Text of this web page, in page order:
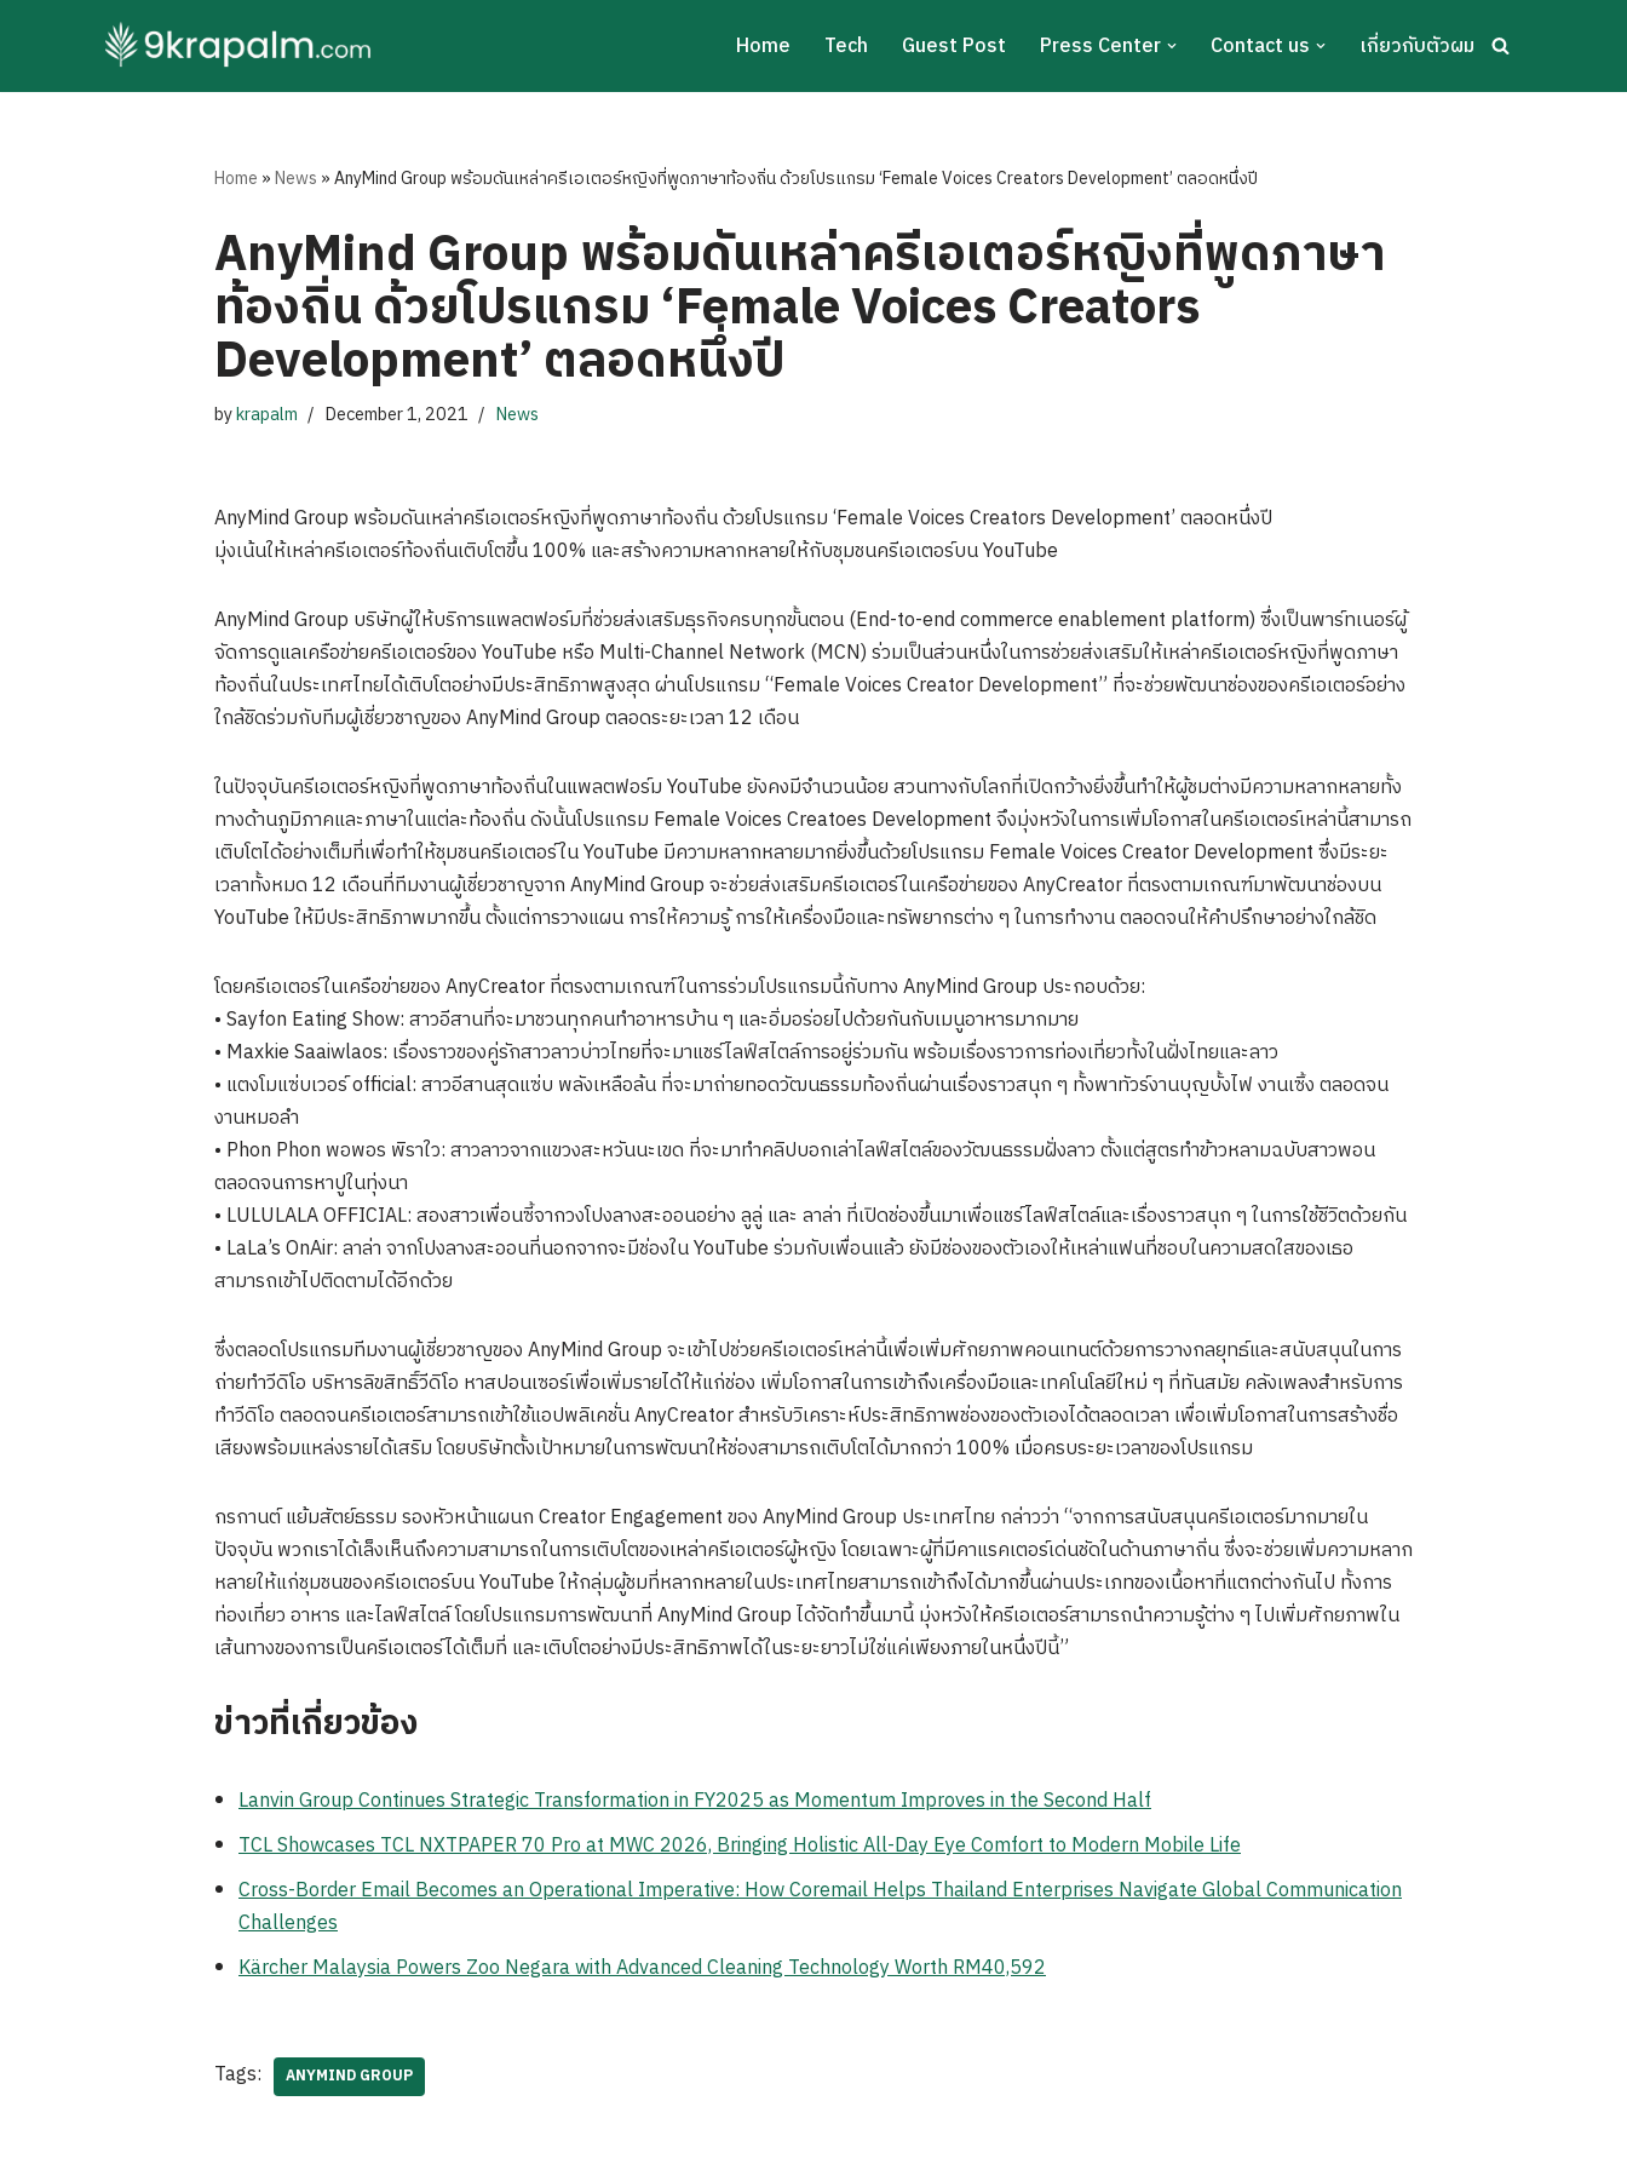
to
Home Tech Guest Post Press Center Contact us เกี่ยวกับตัวผม
Home »News »AnyMind Group พร้อมดันเหล่าครีเอเตอร์หญิงที่พูดภาษาท้องถิ่น ด้วยโปรแกรม ‘Female Voices Creators Development’ ตลอดหนึ่งปี
AnyMind Group พร้อมดันเหล่าครีเอเตอร์หญิงที่พูดภาษา
ท้องถิ่น ด้วยโปรแกรม ‘Female Voices Creators
Development’ ตลอดหนึ่งปี
bykrapalm December 1, 2021 News
AnyMind Group พร้อมดันเหล่าครีเอเตอร์หญิงที่พูดภาษาท้องถิ่น ด้วยโปรแกรม ‘Female Voices Creators Development’ ตลอดหนึ่งปี
มุ่งเน้นให้เหล่าครีเอเตอร์ท้องถิ่นเติบโตขึ้น 100% และสร้างความหลากหลายให้กับชุมชนครีเอเตอร์บน YouTube
AnyMind Group บริษัทผู้ให้บริการแพลตฟอร์มที่ช่วยส่งเสริมธุรกิจครบทุกขั้นตอน (End-to-end commerce enablement platform) ซึ่งเป็นพาร์ทเนอร์ผู้
จัดการดูแลเครือข่ายครีเอเตอร์ของ YouTube หรือ Multi-Channel Network (MCN) ร่วมเป็นส่วนหนึ่งในการช่วยส่งเสริมให้เหล่าครีเอเตอร์หญิงที่พูดภาษา
ท้องถิ่นในประเทศไทยได้เติบโตอย่างมีประสิทธิภาพสูงสุด ผ่านโปรแกรม “Female Voices Creator Development” ที่จะช่วยพัฒนาช่องของครีเอเตอร์อย่าง
ใกล้ชิดร่วมกับทีมผู้เชี่ยวชาญของ AnyMind Group ตลอดระยะเวลา 12 เดือน
ในปัจจุบันครีเอเตอร์หญิงที่พูดภาษาท้องถิ่นในแพลตฟอร์ม YouTube ยังคงมีจำนวนน้อย สวนทางกับโลกที่เปิดกว้างยิ่งขึ้นทำให้ผู้ชมต่างมีความหลากหลายทั้ง
ทางด้านภูมิภาคและภาษาในแต่ละท้องถิ่น ดังนั้นโปรแกรม Female Voices Creatoes Development จึงมุ่งหวังในการเพิ่มโอกาสในครีเอเตอร์เหล่านี้สามารถ
เติบโตได้อย่างเต็มที่เพื่อทำให้ชุมชนครีเอเตอร์ใน YouTube มีความหลากหลายมากยิ่งขึ้นด้วยโปรแกรม Female Voices Creator Development ซึ่งมีระยะ
เวลาทั้งหมด 12 เดือนที่ทีมงานผู้เชี่ยวชาญจาก AnyMind Group จะช่วยส่งเสริมครีเอเตอร์ในเครือข่ายของ AnyCreator ที่ตรงตามเกณฑ์มาพัฒนาช่องบน
YouTube ให้มีประสิทธิภาพมากขึ้น ตั้งแต่การวางแผน การให้ความรู้ การให้เครื่องมือและทรัพยากรต่าง ๆ ในการทำงาน ตลอดจนให้คำปรึกษาอย่างใกล้ชิด
โดยครีเอเตอร์ในเครือข่ายของ AnyCreator ที่ตรงตามเกณฑ์ในการร่วมโปรแกรมนี้กับทาง AnyMind Group ประกอบด้วย:
• Sayfon Eating Show: สาวอีสานที่จะมาชวนทุกคนทำอาหารบ้าน ๆ และอิ่มอร่อยไปด้วยกันกับเมนูอาหารมากมาย
• Maxkie Saaiwlaos: เรื่องราวของคู่รักสาวลาวบ่าวไทยที่จะมาแชร์ไลฟ์สไตล์การอยู่ร่วมกัน พร้อมเรื่องราวการท่องเที่ยวทั้งในฝั่งไทยและลาว
• แตงโมแซ่บเวอร์ official: สาวอีสานสุดแซ่บ พลังเหลือล้น ที่จะมาถ่ายทอดวัฒนธรรมท้องถิ่นผ่านเรื่องราวสนุก ๆ ทั้งพาทัวร์งานบุญบั้งไฟ งานเซิ้ง ตลอดจน
งานหมอลำ
• Phon Phon พอพอร พิราใว: สาวลาวจากแขวงสะหวันนะเขด ที่จะมาทำคลิปบอกเล่าไลฟ์สไตล์ของวัฒนธรรมฝั่งลาว ตั้งแต่สูตรทำข้าวหลามฉบับสาวพอน
ตลอดจนการหาปูในทุ่งนา
• LULULALA OFFICIAL: สองสาวเพื่อนซี้จากวงโปงลางสะออนอย่าง ลูลู่ และ ลาล่า ที่เปิดช่องขึ้นมาเพื่อแชร์ไลฟ์สไตล์และเรื่องราวสนุก ๆ ในการใช้ชีวิตด้วยกัน
• LaLa’s OnAir: ลาล่า จากโปงลางสะออนที่นอกจากจะมีช่องใน YouTube ร่วมกับเพื่อนแล้ว ยังมีช่องของตัวเองให้เหล่าแฟนที่ชอบในความสดใสของเธอ
สามารถเข้าไปติดตามได้อีกด้วย
ซึ่งตลอดโปรแกรมทีมงานผู้เชี่ยวชาญของ AnyMind Group จะเข้าไปช่วยครีเอเตอร์เหล่านี้เพื่อเพิ่มศักยภาพคอนเทนต์ด้วยการวางกลยุทธ์และสนับสนุนในการ
ถ่ายทำวีดิโอ บริหารลิขสิทธิ์วีดิโอ หาสปอนเซอร์เพื่อเพิ่มรายได้ให้แก่ช่อง เพิ่มโอกาสในการเข้าถึงเครื่องมือและเทคโนโลยีใหม่ ๆ ที่ทันสมัย คลังเพลงสำหรับการ
ทำวีดิโอ ตลอดจนครีเอเตอร์สามารถเข้าใช้แอปพลิเคชั่น AnyCreator สำหรับวิเคราะห์ประสิทธิภาพช่องของตัวเองได้ตลอดเวลา เพื่อเพิ่มโอกาสในการสร้างชื่อ
เสียงพร้อมแหล่งรายได้เสริม โดยบริษัทตั้งเป้าหมายในการพัฒนาให้ช่องสามารถเติบโตได้มากกว่า 100% เมื่อครบระยะเวลาของโปรแกรม
กรกานต์ แย้มสัตย์ธรรม รองหัวหน้าแผนก Creator Engagement ของ AnyMind Group ประเทศไทย กล่าวว่า “จากการสนับสนุนครีเอเตอร์มากมายใน
ปัจจุบัน พวกเราได้เล็งเห็นถึงความสามารถในการเติบโตของเหล่าครีเอเตอร์ผู้หญิง โดยเฉพาะผู้ที่มีคาแรคเตอร์เด่นชัดในด้านภาษาถิ่น ซึ่งจะช่วยเพิ่มความหลาก
หลายให้แก่ชุมชนของครีเอเตอร์บน YouTube ให้กลุ่มผู้ชมที่หลากหลายในประเทศไทยสามารถเข้าถึงได้มากขึ้นผ่านประเภทของเนื้อหาที่แตกต่างกันไป ทั้งการ
ท่องเที่ยว อาหาร และไลฟ์สไตล์ โดยโปรแกรมการพัฒนาที่ AnyMind Group ได้จัดทำขึ้นมานี้ มุ่งหวังให้ครีเอเตอร์สามารถนำความรู้ต่าง ๆ ไปเพิ่มศักยภาพใน
เส้นทางของการเป็นครีเอเตอร์ได้เต็มที่ และเติบโตอย่างมีประสิทธิภาพได้ในระยะยาวไม่ใช่แค่เพียงภายในหนึ่งปีนี้”
ข่าวที่เกี่ยวข้อง
Lanvin Group Continues Strategic Transformation in FY2025 as Momentum Improves in the Second Half
TCL Showcases TCL NXTPAPER 70 Pro at MWC 2026, Bringing Holistic All-Day Eye Comfort to Modern Mobile Life
Cross-Border Email Becomes an Operational Imperative: How Coremail Helps Thailand Enterprises Navigate Global Communication
Challenges
Kärcher Malaysia Powers Zoo Negara with Advanced Cleaning Technology Worth RM40,592
Tags: ANYMIND GROUP